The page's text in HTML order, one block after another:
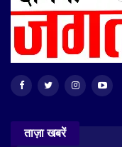
ताज़ा खबरें